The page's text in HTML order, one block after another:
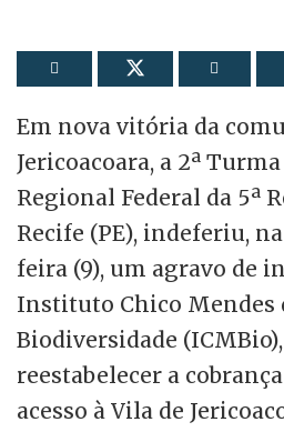
Em nova vitória da
Jericoacoara, a 2ª
Regional Federal da 5ª
Recife (PE), indeferiu,
feira (9), um agravo de
Instituto Chico Mendes
Biodiversidade
reestabelecer a
acesso à Vila de